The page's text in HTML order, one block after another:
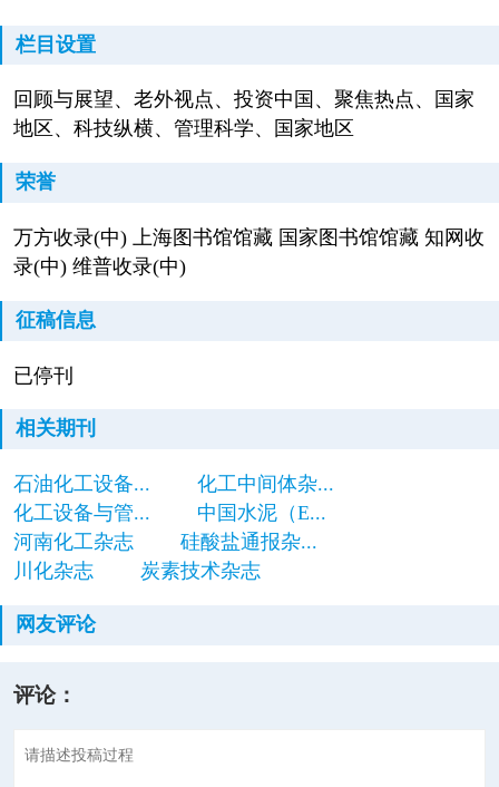
栏目设置
回顾与展望、老外视点、投资中国、聚焦热点、国家
地区、科技纵横、管理科学、国家地区
荣誉
万方收录(中) 上海图书馆馆藏 国家图书馆馆藏 知网收
录(中) 维普收录(中)
征稿信息
已停刊
相关期刊
石油化工设备...
化工中间体杂...
化工设备与管...
中国水泥（E...
河南化工杂志
硅酸盐通报杂...
川化杂志
炭素技术杂志
网友评论
评论：